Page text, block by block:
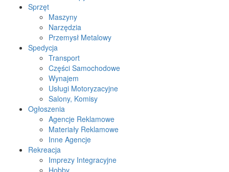
Sprzęt
Maszyny
Narzędzia
Przemysł Metalowy
Spedycja
Transport
Części Samochodowe
Wynajem
Usługi Motoryzacyjne
Salony, Komisy
Ogłoszenia
Agencje Reklamowe
Materiały Reklamowe
Inne Agencje
Rekreacja
Imprezy Integracyjne
Hobby